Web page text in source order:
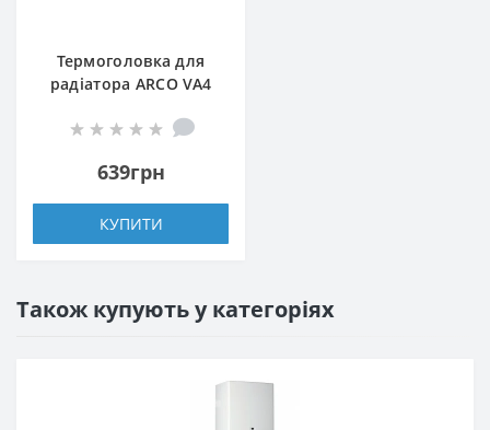
Термоголовка для
радіатора ARCO VA4
639грн
КУПИТИ
Також купують у категоріях